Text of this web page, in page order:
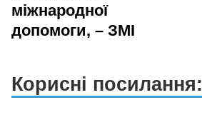
міжнародної
допомоги, – ЗМІ
Корисні посилання: